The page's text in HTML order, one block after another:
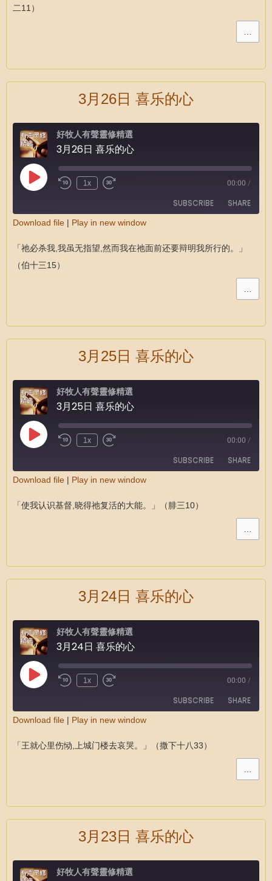
LINK
二11）
…
3月26日 喜乐的心
好牧人有聲靈修精選
3月26日 喜乐的心
1x 00:00 /
SUBSCRIBE SHARE
RSS FEED
LINK
Download file | Play in new window
「祂必杀我,我虽无指望,然而我在祂面前还要辩明我所行的。」
（伯十三15）
…
3月25日 喜乐的心
好牧人有聲靈修精選
3月25日 喜乐的心
1x 00:00 /
SUBSCRIBE SHARE
RSS FEED
Download file | Play in new window
「使我认识基督,晓得祂复活的大能。」（腓三10）
…
3月24日 喜乐的心
好牧人有聲靈修精選
3月24日 喜乐的心
1x 00:00 /
SUBSCRIBE SHARE
RSS FEED
Download file | Play in new window
「王就心里伤恸,上城门楼去哀哭。」（撒下十八33）
…
3月23日 喜乐的心
好牧人有聲靈修精選